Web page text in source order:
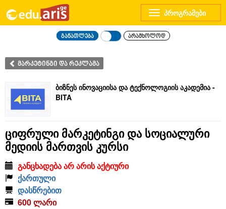
Toggle
navigation
განათლება არამხოლოდ
მარკეტინგი და რეკლამა
ბიზნეს ინოვაციისა და ტექნოლოგიის აკადემია -
BITA
ციფრული მარკეტინგი და სოციალური
მედიის მართვის კურსი
განცხადება არ არის აქტიური
ქართული
დასწრებით
600 ლარი